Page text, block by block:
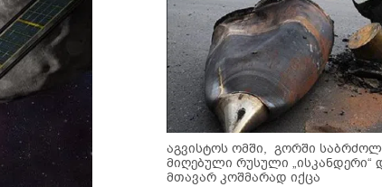
აგვისტოს ომში, გორში
მიღებული რუსული „ისკანდერი“
მთავარ კოშმარად იქცა